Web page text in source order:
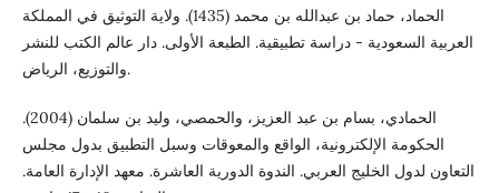
الحماد، حماد بن عبدالله بن محمد (1435). ولاية التوثيق في المملكة
العربية السعودية - دراسة تطبيقية. الطبعة الأولى. دار عالم الكتب للنشر
والتوزيع، الرياض.
الحمادي، بسام بن عبد العزيز، والحمصي، وليد بن سلمان (2004).
الحكومة الإلكترونية، الواقع والمعوقات وسبل التطبيق بدول مجلس
التعاون لدول الخليج العربي. الندوة الدورية العاشرة. معهد الإدارة العامة.